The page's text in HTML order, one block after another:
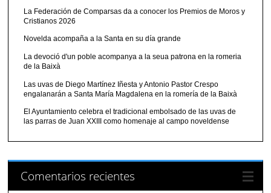
La Federación de Comparsas da a conocer los Premios de Moros y
Cristianos 2026
Novelda acompaña a la Santa en su día grande
La devoció d'un poble acompanya a la seua patrona en la romeria
de la Baixà
Las uvas de Diego Martínez Iñesta y Antonio Pastor Crespo
engalanarán a Santa María Magdalena en la romería de la Baixà
El Ayuntamiento celebra el tradicional embolsado de las uvas de
las parras de Juan XXIII como homenaje al campo noveldense
Comentarios recientes